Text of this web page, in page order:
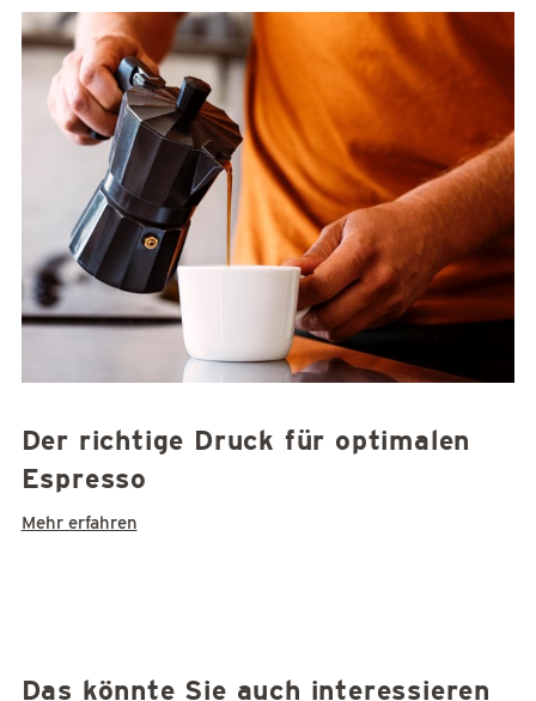
Der richtige Druck für optimalen
Espresso
Mehr erfahren
Das könnte Sie auch interessieren